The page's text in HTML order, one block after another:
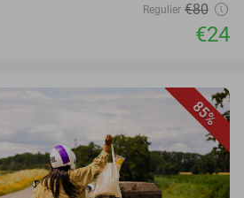
Regulier €80
€24
85%